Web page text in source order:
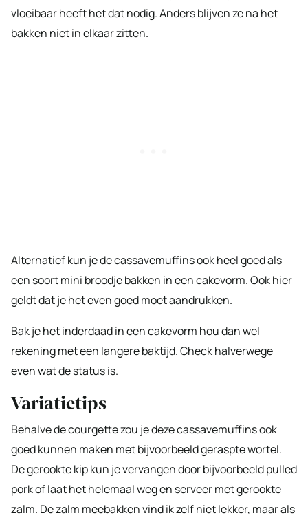
vloeibaar heeft het dat nodig. Anders blijven ze na het
bakken niet in elkaar zitten.
Alternatief kun je de cassavemuffins ook heel goed als
een soort mini broodje bakken in een cakevorm. Ook hier
geldt dat je het even goed moet aandrukken.
Bak je het inderdaad in een cakevorm hou dan wel
rekening met een langere baktijd. Check halverwege
even wat de status is.
Variatietips
Behalve de courgette zou je deze cassavemuffins ook
goed kunnen maken met bijvoorbeeld geraspte wortel.
De gerookte kip kun je vervangen door bijvoorbeeld pulled
pork of laat het helemaal weg en serveer met gerookte
zalm. De zalm meebakken vind ik zelf niet lekker, maar als